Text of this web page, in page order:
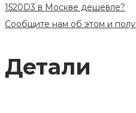
1520D3 в Москве дешевле?
Сообщите нам об этом и
Детали